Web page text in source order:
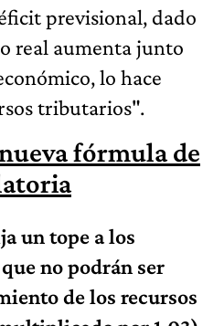
previsional, dado
real aumenta junto
lo hace
tributarios".
fórmula de
un tope a los
que no podrán ser
de los recursos